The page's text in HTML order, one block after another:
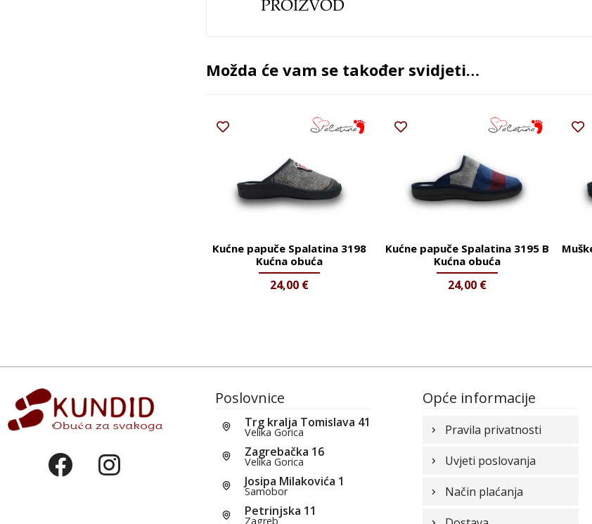
Možda će vam se također svidjeti…
Kućne papuče Spalatina 3198
Kućna obuća
24,00 €
Kućne papuče Spalatina 3195 B
Kućna obuća
24,00 €
Poslovnice
Trg kralja Tomislava 41
Velika Gorica
Zagrebačka 16
Velika Gorica
Josipa Milakovića 1
Samobor
Petrinjska 11
Zagreb
Opće informacije
Pravila privatnosti
Uvjeti poslovanja
Način plaćanja